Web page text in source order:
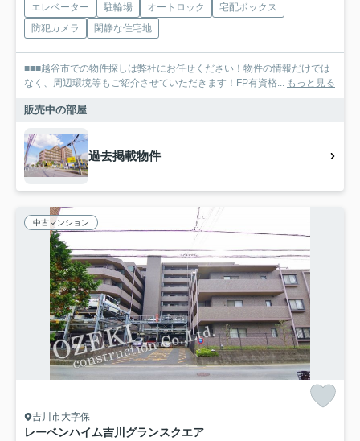
エレベーター 駐輪場 オートロック
宅配ボックス
防犯カメラ
閑静な住宅地
■■■越谷市での物件探しは弊社にお任せください！物件の情報だけでは
なく、周辺環境等もご紹介させていただきます！FP有資格...
もっと見る
販売中の部屋
過去掲載物件
中古マンション
吉川市大字保
レーベンハイム吉川グランスクエア